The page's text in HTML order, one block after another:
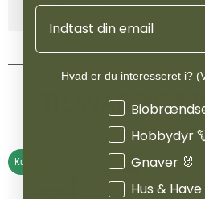
Specifikationer
TILSVARENDE
Kun til afhentning Vamdrup
Email
Hvad er du interesseret i?
Interesser
Hobbydyr
Gnaver 🐰
Hus & Have